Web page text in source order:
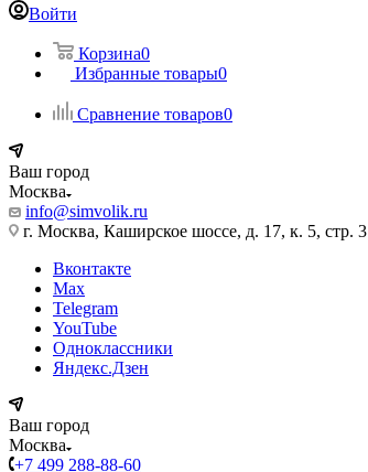
Войти
Корзина0
Избранные товары0
Сравнение товаров0
Ваш город
Москва
info@simvolik.ru
г. Москва, Каширское шоссе, д. 17, к. 5, стр. 3
Вконтакте
Max
Telegram
YouTube
Одноклассники
Яндекс.Дзен
Ваш город
Москва
+7 499 288-88-60